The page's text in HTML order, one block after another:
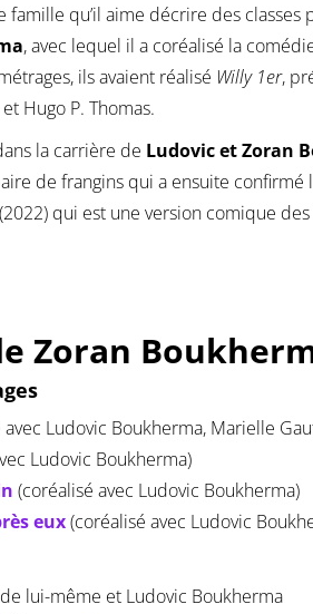
famille qu’il aime décrire des
, avec lequel il a coréalisé la
ils avaient réalisé Willy 1er,
Hugo P. Thomas.
la carrière de Ludovic et Zoran
de frangins qui a ensuite
(2022) qui est une version comique des
Zoran
Ludovic Boukherma, Marielle
Ludovic Boukherma)
(coréalisé avec Ludovic Boukherma)
eux(coréalisé avec Ludovic
lui-même et Ludovic Boukherma